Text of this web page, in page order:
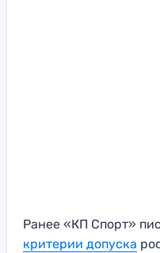
Ранее «КП Спорт»
критерии допуска